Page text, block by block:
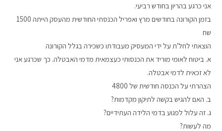
אני כרגע בהריון בחודש רביעי.
בזמן הקורונה בחודשים מרץ ואפריל הכנסתי החודשית מהעסק הייתה 1500
שח
הוצאתי לחל'ת על ידי המעסיק מעבודתו כשכירה בגלל הקורונה
א. ביטוח לאומי מוריד את הכנסותי כעצמאית מדמי האבטלה. כך שכרגע אני
לא זכאית לדמי אבטלה.
הצהרתי על הכנסה חודשית של 4800
ב. האם להגיש בקשה לתיקון מקדמות?
ג. זה עלול לפגוע בדמי הלידה העתידיים?
מה לעשות?